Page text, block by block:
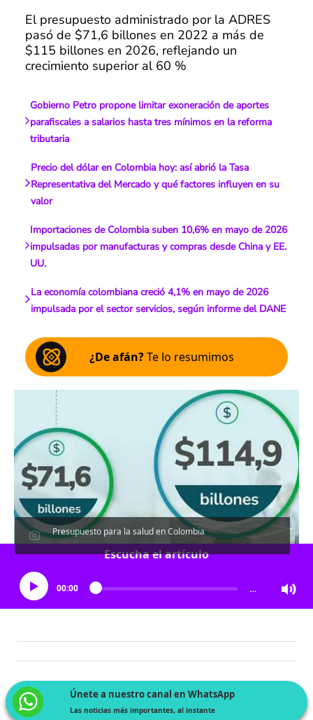
El presupuesto administrado por la ADRES
pasó de $71,6 billones en 2022 a más de
$115 billones en 2026, reflejando un
crecimiento superior al 60 %
Gobierno Petro propone limitar exoneración de aportes
parafiscales a salarios hasta tres mínimos en la reforma
tributaria
Precio del dólar en Colombia hoy: así abrió la Tasa
Representativa del Mercado y qué factores influyen en su
valor
Importaciones de Colombia suben 10,6% en mayo de 2026
impulsadas por manufacturas y compras desde China y EE.
UU.
La economía colombiana creció 4,1% en mayo de 2026
impulsada por el sector servicios, según informe del DANE
¿De afán?Te lo resumimos
Presupuesto para la salud en Colombia
Escucha el artículo
00:00 …
Únete a nuestro canal en WhatsApp
Las noticias más importantes, al instante